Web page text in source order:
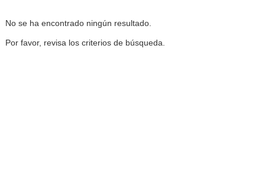
No se ha encontrado ningún resultado.
Por favor, revisa los criterios de búsqueda.